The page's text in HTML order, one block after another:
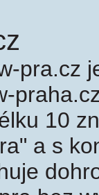
pra.cz
10
a s